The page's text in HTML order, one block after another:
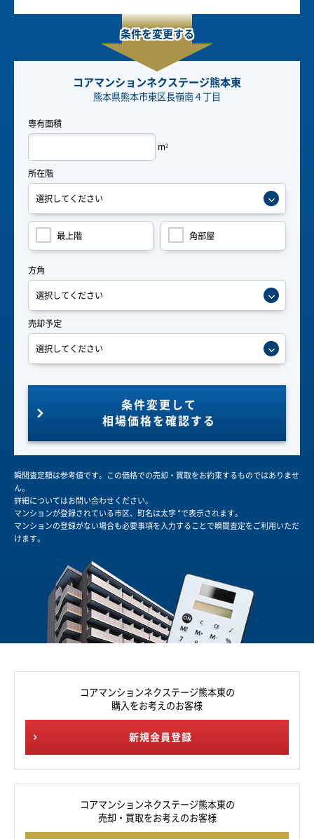
条件を変更する
コアマンションネクステージ熊本東
熊本県熊本市東区長嶺南４丁目
専有面積
m2
所在階
最上階 角部屋
方角
売却予定
条件変更して
相場価格を確認する
瞬間査定額は参考値です。この価格での売却・買取をお約束するものではありませ
ん。
詳細についてはお問い合わせください。
マンションが登録されている市区、町名は太字 *で表示されます。
マンションの登録がない場合も必要事項を入力することで瞬間査定をご利用いただ
けます。
コアマンションネクステージ熊本東の
購入をお考えのお客様
新規会員登録
コアマンションネクステージ熊本東の
売却・買取をお考えのお客様